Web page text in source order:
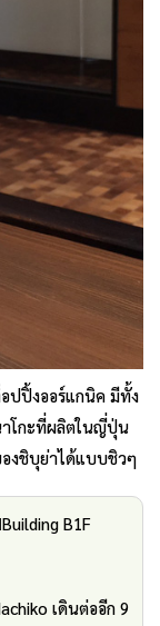
ปปิ้งออร์แกนิค มีทั้ง
าโกะที่ผลิตในญี่ปุ่น
งชิบุย่าได้แบบชิวๆ
B1F
เดินต่ออีก 9